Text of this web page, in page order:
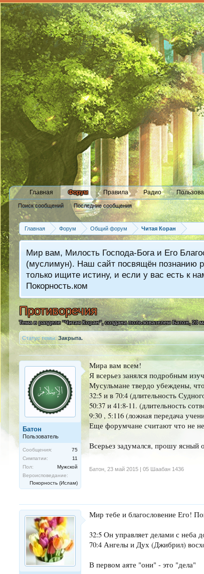
Главная Форум
Поиск сообщений Последние сообщения
Правила Радио
Главная Форум Общий форум Читая Коран
Мир вам, Милость Господа-Бога и Его
(муслимун). Наш сайт посвящён познанию
только ищите истину, и если у вас есть к
Покорность.ком
Противоречия
Тема в разделе "Читая Коран", создана пользователемБатон,23
Статус темы: Закрыта.
Батон
Пользователь
Сообщения:
75
Симпатии:
11
Пол:
Мужской
Вероисповедание:
Покорность (Ислам)
Мира вам всем!
Я всерьез занялся подробным
Мусульмане твердо убеждены,
32:5 и в 70:4 (длительность
50:37 и 41:8-11. (длительность
9:30 , 5:116 (ложная передача
Еще форумчане считают что не
Всерьез задумался, прошу ясный
Батон 23 май 2015 | 05 Шаабан 1436
Мир тебе и благословение Его!
32:5 Он управляет делами с неба
70:4 Ангелы и Дух (Джибрил)
В первом аяте "они" - это "дела"